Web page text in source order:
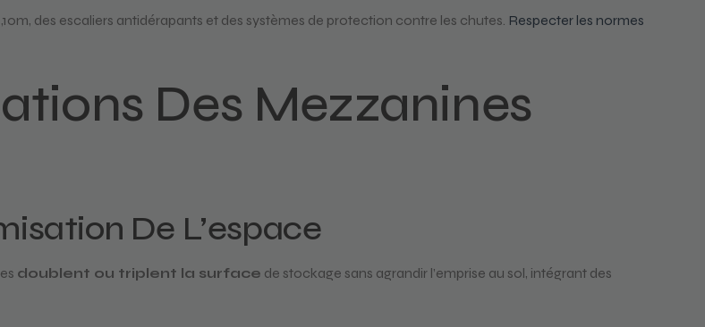
des escaliers antidérapants et des systèmes de protection contre les chutes. Respecter les normes
Des Mezzanines
De L’espace
doublent ou triplent la surface de stockage sans agrandir l’emprise au sol, intégrant des